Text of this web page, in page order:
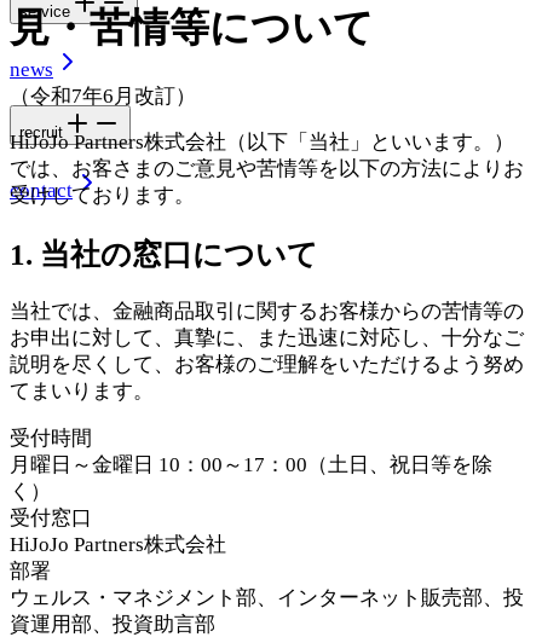
service
news
recruit
contact
見・苦情等について
（令和7年6月改訂）
HiJoJo Partners株式会社（以下「当社」といいます。）
では、お客さまのご意見や苦情等を以下の方法によりお
受けしております。
1. 当社の窓口について
当社では、金融商品取引に関するお客様からの苦情等の
お申出に対して、真摯に、また迅速に対応し、十分なご
説明を尽くして、お客様のご理解をいただけるよう努め
てまいります。
受付時間
月曜日～金曜日 10：00～17：00（土日、祝日等を除
く）
受付窓口
HiJoJo Partners株式会社
部署
ウェルス・マネジメント部、インターネット販売部、投
資運用部、投資助言部